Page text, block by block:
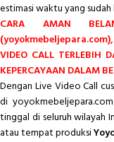
estimasi waktu yang
CARA AMAN
VIDEO CALL TERLEBIH
KEPERCAYAAN DALAM
Dengan Live Video Call
di
tinggal di seluruh wilayah
atau tempat produksi